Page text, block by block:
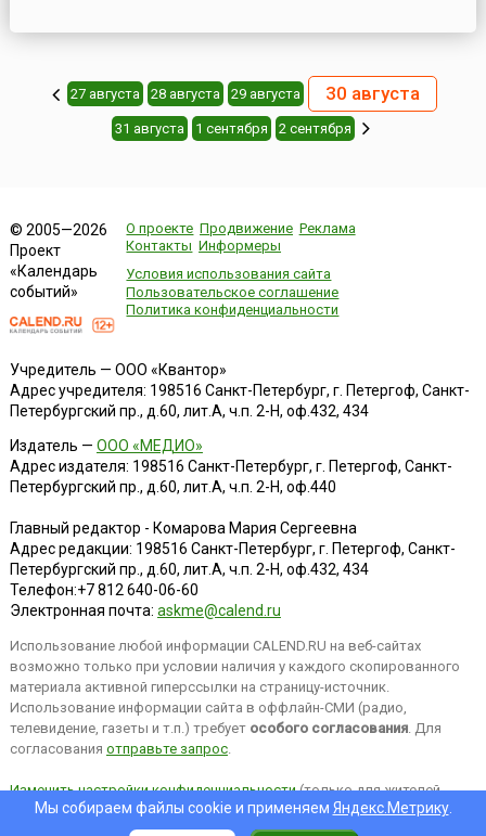
27 августа 28 августа 29 августа 30 августа
31 августа 1 сентября 2 сентября
© 2005—2026
Проект
«Календарь
событий»
О проекте Продвижение Реклама
Контакты Информеры
Условия использования сайта
Пользовательское соглашение
Политика конфиденциальности
Учредитель — ООО «Квантор»
Адрес учредителя: 198516 Санкт-Петербург, г. Петергоф, Санкт-
Петербургский пр., д.60, лит.А, ч.п. 2-Н, оф.432, 434
Издатель — ООО «МЕДИО»
Адрес издателя: 198516 Санкт-Петербург, г. Петергоф, Санкт-
Петербургский пр., д.60, лит.А, ч.п. 2-Н, оф.440
Главный редактор - Комарова Мария Сергеевна
Адрес редакции: 198516 Санкт-Петербург, г. Петергоф, Санкт-
Петербургский пр., д.60, лит.А, ч.п. 2-Н, оф.432, 434
Телефон:+7 812 640-06-60
Электронная почта: askme@calend.ru
Использование любой информации CALEND.RU на веб-сайтах
возможно только при условии наличия у каждого скопированного
материала активной гиперссылки на страницу-источник.
Использование информации сайта в оффлайн-СМИ (радио,
телевидение, газеты и т.п.) требует особого согласования. Для
согласования отправьте запрос.
Изменить настройки конфиденциальности(только для жителей
EEA).Мы собираем файлы cookie и применяем Яндекс.Метрику.